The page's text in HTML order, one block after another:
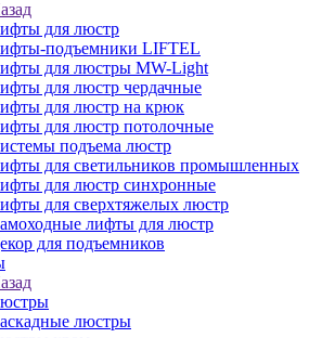
для люстр
подъемники LIFTEL
для люстры MW-Light
для люстр чердачные
для люстр на крюк
для люстр потолочные
подъема люстр
для светильников промышленных
для люстр синхронные
для сверхтяжелых люстр
лифты для люстр
для подъемников
люстры